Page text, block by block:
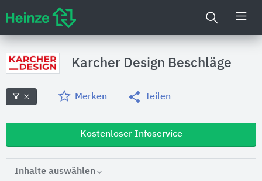
Karcher Design Beschläge
Merken Teilen
Kostenloser Infoservice
Inhalte auswählen